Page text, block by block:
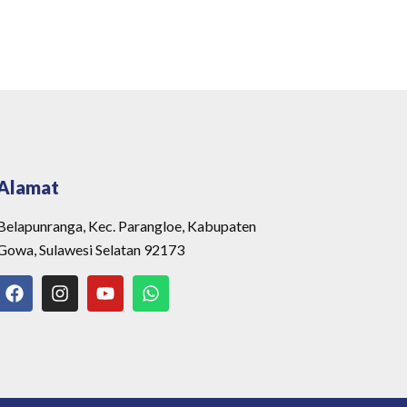
Kec. Parangloe, Kabupaten
Sulawesi Selatan 92173